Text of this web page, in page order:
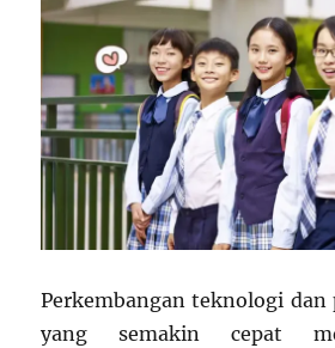
Perkembangan teknologi dan
yang semakin cepat